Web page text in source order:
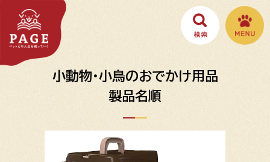
小動物・小鳥のおでかけ用品
製品名順